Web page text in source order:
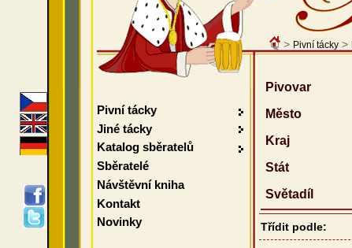
> Pivní tácky>
Pivovar
Město
Kraj
Stát
Světadíl
Třídit podle:
Pivní tácky
Jiné tácky
Katalog sběratelů
Sběratelé
Návštěvní kniha
Kontakt
Novinky